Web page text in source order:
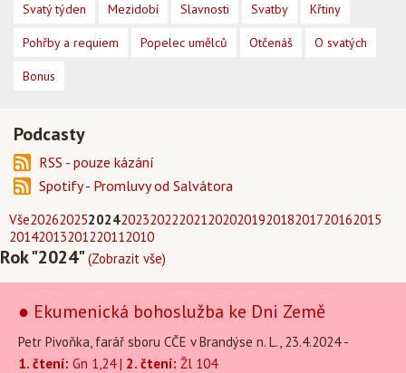
Vše202620252024202320222021202020192018201720162015
20142013201220112010
Rok "2024"(Zobrazit vše)
● Ekumenická bohoslužba ke Dni Země
Petr Pivoňka, farář sboru CČE v Brandýse n. L., 23.4.2024 -
1. čtení: Gn 1,24 | 2. čtení: Žl 104
Svatý týden Mezidobí Slavnosti Svatby Křtiny
Pohřby a requiem Popelec umělců Otčenáš O svatých
Bonus
Podcasty
RSS - pouze kázání
Spotify - Promluvy od Salvátora